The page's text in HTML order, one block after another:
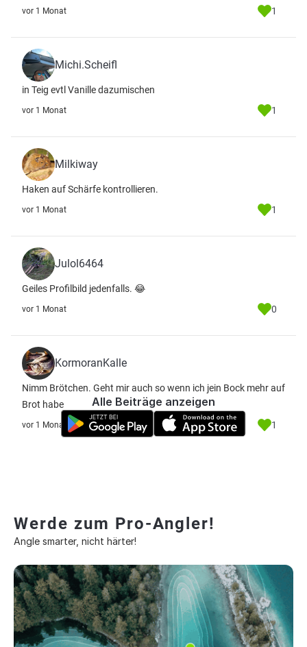
vor 1 Monat 1
Michi.Scheifl
in Teig evtl Vanille dazumischen
vor 1 Monat 1
Milkiway
Haken auf Schärfe kontrollieren.
vor 1 Monat 1
Julol6464
Geiles Profilbild jedenfalls. 😂
vor 1 Monat 0
KormoranKalle
Nimm Brötchen. Geht mir auch so wenn ich jein Bock mehr auf
Brot habe
vor 1 Monat 1
Alle Beiträge anzeigen
Werde zum Pro-Angler!
Angle smarter, nicht härter!